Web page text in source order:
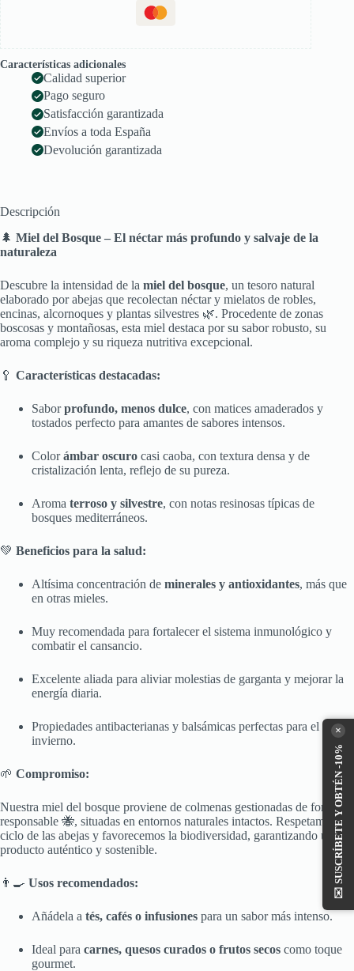
Características adicionales
Calidad superior
Pago seguro
Satisfacción garantizada
Envíos a toda España
Devolución garantizada
Descripción
🌲 Miel del Bosque – El néctar más profundo y salvaje de la
naturaleza
Descubre la intensidad de la miel del bosque, un tesoro natural
elaborado por abejas que recolectan néctar y mielatos de robles,
encinas, alcornoques y plantas silvestres 🌿. Procedente de zonas
boscosas y montañosas, esta miel destaca por su sabor robusto, su
aroma complejo y su riqueza nutritiva excepcional.
🥄 Características destacadas:
Saborprofundo, menos dulce, con matices amaderados y
tostados perfecto para amantes de sabores intensos.
Colorámbar oscuro casi caoba, con textura densa y de
cristalización lenta, reflejo de su pureza.
Aroma terroso y silvestre, con notas resinosas típicas de
bosques mediterráneos.
💚 Beneficios para la salud:
Altísima concentración de minerales y antioxidantes, más que
en otras mieles.
Muy recomendada para fortalecer el sistema inmunológico y
combatir el cansancio.
Excelente aliada para aliviar molestias de garganta y mejorar la
energía diaria.
Propiedades antibacterianas y balsámicas perfectas para el
invierno.
🌱 Compromiso:
Nuestra miel del bosque proviene de colmenas gestionadas de forma
responsable 🐝, situadas en entornos naturales intactos. Respetamos el
ciclo de las abejas y favorecemos la biodiversidad, garantizando un
producto auténtico y sostenible.
👨‍🍳 Usos recomendados:
Añádela a tés, cafés o infusiones para un sabor más intenso.
Ideal para carnes, quesos curados o frutos secos como toque
gourmet.
×
✉️
SUSCRÍBETE Y OBTÉN -10%